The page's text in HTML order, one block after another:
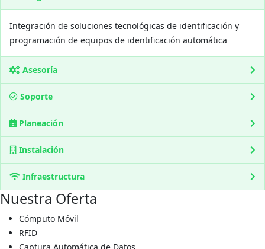
Integración de soluciones tecnológicas de identificación y
programación de equipos de identificación automática
Asesoría
Soporte
Planeación
Instalación
Infraestructura
Nuestra Oferta
Cómputo Móvil
RFID